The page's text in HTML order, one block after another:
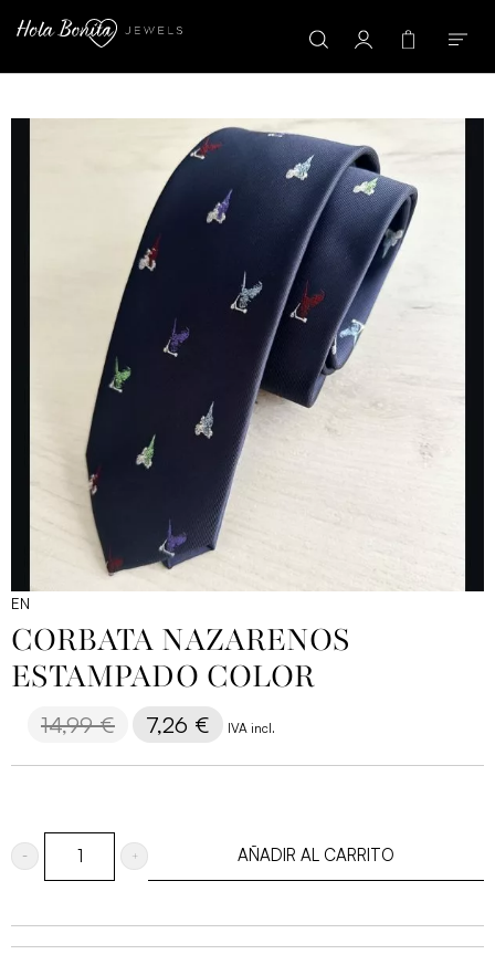
EN
CORBATA NAZARENOS
ESTAMPADO COLOR
14,99€ precio
era:
7,26 € El
precio
es:
IVA incl.
Corbata
estampado
AÑADIR AL CARRITO